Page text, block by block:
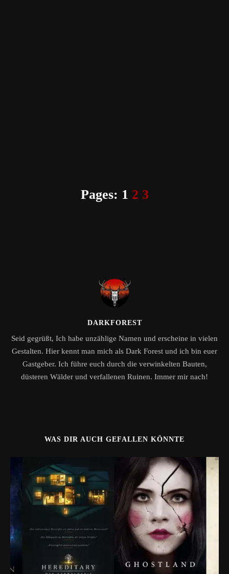
Pages: 1 2 3
DARKFOREST
Seid gegrüßt, Ich habe unzählige Namen und erscheine in vielen
Gestalten. Hier kennt man mich als Dark Forest und ich bin euer
Gastgeber. Ich führe euch durch die verwinkelten Bauten,
düsteren Wälder und verfallenen Ruinen. Immer mir nach!
WAS DIR AUCH GEFALLEN KÖNNTE